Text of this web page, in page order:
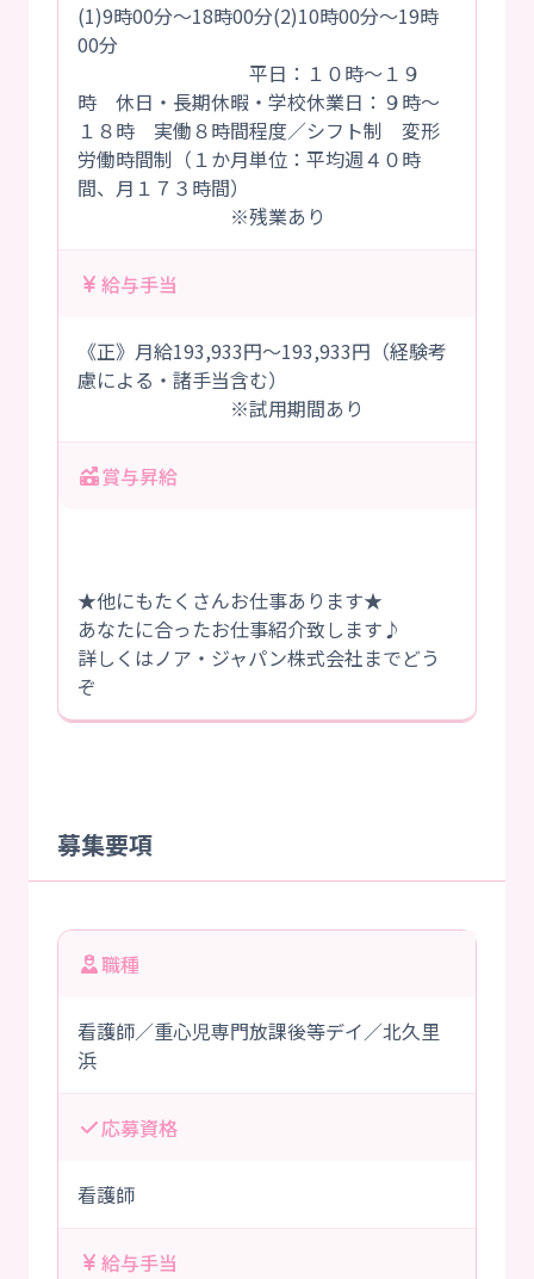
(1)9時00分～18時00分(2)10時00分～19時
00分
平日：１０時～１９
時 休日・長期休暇・学校休業日：９時～
１８時 実働８時間程度／シフト制 変形
労働時間制（１か月単位：平均週４０時
間、月１７３時間）
※残業あり
給与手当
《正》月給193,933円～193,933円（経験考
慮による・諸手当含む）
※試用期間あり
賞与昇給
★他にもたくさんお仕事あります★
あなたに合ったお仕事紹介致します♪
詳しくはノア・ジャパン株式会社までどう
ぞ
募集要項
職種
看護師／重心児専門放課後等デイ／北久里
浜
応募資格
看護師
給与手当